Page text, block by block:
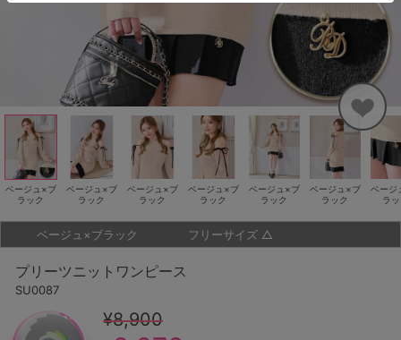
ベージュ×ブ
ラック
ベージュ×ブ
ラック
ベージュ×ブ
ラック
ベージュ×ブ
ラック
ベージュ×ブ
ラック
ベージュ×ブ
ラック
ベージ
ラ
ベージュ×ブラック フリーサイズ △
プリーツニットワンピース
SU0087
¥8,900